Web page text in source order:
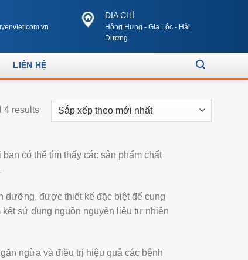
ĐỊA CHỈ
Hồng Hưng - Gia Lộc - Hải
Dương
LIÊN HỆ
4 results
có thể tìm thấy các sản phẩm chất
dưỡng, được thiết kế đặc biệt để cung
sử dụng nguồn nguyên liệu tự nhiên
ngừa và điều trị hiệu quả các bệnh